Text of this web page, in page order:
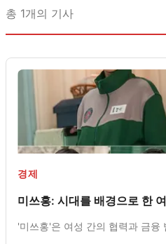
총 1개의 기사
경제
미쓰홍: 시대를 배경으로 한
'미쓰홍'은 여성 간의 협력과 금융